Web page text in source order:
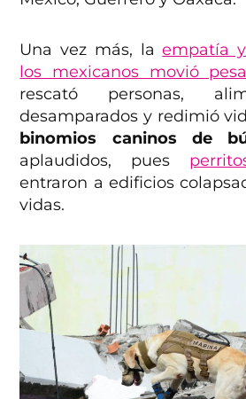
Una vez más, laempatía
los mexicanos movió
rescató personas,
desamparados y redimió
binomios caninos de
aplaudidos, pues
entraron a edificios
vidas.